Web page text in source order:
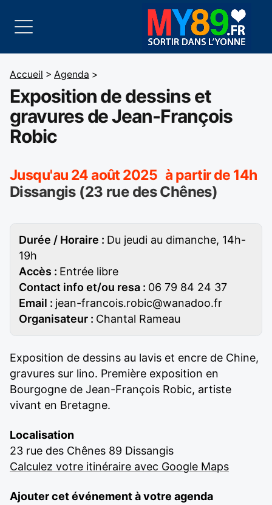
Accueil > Agenda >
Exposition de dessins et
gravures de Jean-François
Robic
Jusqu'au 24 août 2025 à partir de 14h
Dissangis (23 rue des Chênes)
Durée / Horaire : Du jeudi au dimanche, 14h-
19h
Accès : Entrée libre
Contact info et/ou resa : 06 79 84 24 37
Email : jean-francois.robic@wanadoo.fr
Organisateur : Chantal Rameau
Exposition de dessins au lavis et encre de Chine,
gravures sur lino. Première exposition en
Bourgogne de Jean-François Robic, artiste
vivant en Bretagne.
Localisation
23 rue des Chênes 89 Dissangis
Calculez votre itinéraire avec Google Maps
Ajouter cet événement à votre agenda